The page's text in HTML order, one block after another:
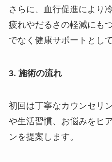
さらに、血行促進により
疲れやだるさの軽減にも
でなく健康サポートとし
3. 施術の流れ
初回は丁寧なカウンセリ
や生活習慣、お悩みをヒ
ンを提案します。